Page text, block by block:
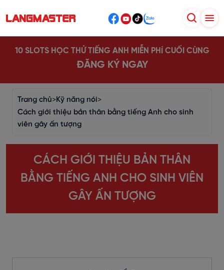
10 SLOTS HỌC THỬ TIẾNG ANH MIỄN PHÍ CUỐI CÙNG
ĐĂNG KÝ NGAY
Trang chủ>Kỹ năng nói>
Cách giới thiệu bản thân bằng tiếng Anh cho sinh
viên gây ấn tượng
CÁCH GIỚI THIỆU BẢN THÂN
BẰNG TIẾNG ANH CHO SINH VIÊN
GÂY ẤN TƯỢNG